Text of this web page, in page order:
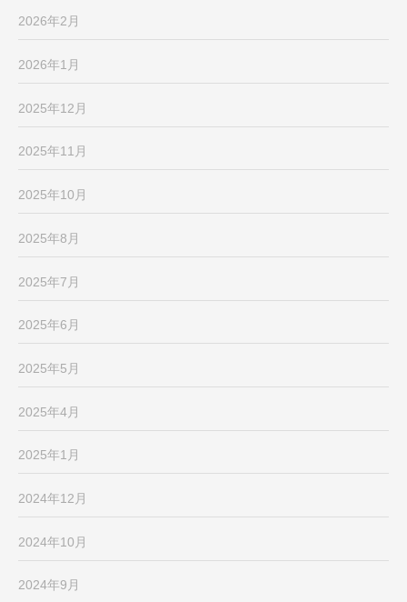
2026年2月
2026年1月
2025年12月
2025年11月
2025年10月
2025年8月
2025年7月
2025年6月
2025年5月
2025年4月
2025年1月
2024年12月
2024年10月
2024年9月